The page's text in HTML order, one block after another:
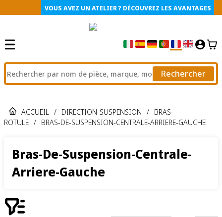
VOUS AVEZ UN ATELIER ? DÉCOUVREZ LES AVANTAGES
Rechercher
ACCUEIL / DIRECTION-SUSPENSION / BRAS-
ROTULE / BRAS-DE-SUSPENSION-CENTRALE-ARRIERE-GAUCHE
Bras-De-Suspension-Centrale-
Arriere-Gauche